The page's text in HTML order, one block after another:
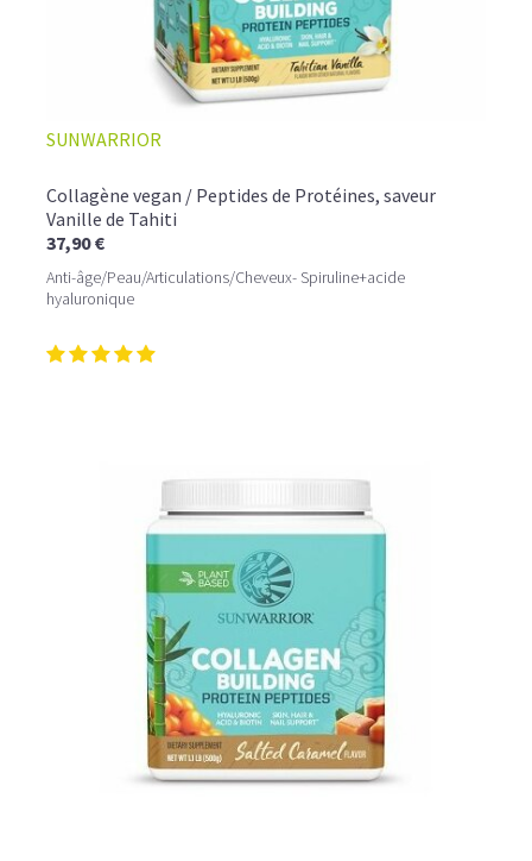
SUNWARRIOR
Collagène vegan / Peptides de Protéines, saveur
Vanille de Tahiti
37,90 €
Anti-âge/Peau/Articulations/Cheveux- Spiruline+acide
hyaluronique